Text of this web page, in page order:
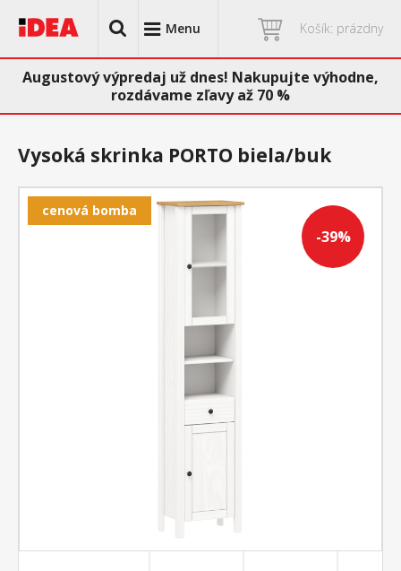
Menu Košík: prázdny
Augustový výpredaj už dnes! Nakupujte výhodne,
rozdávame zľavy až 70 %
-39%
cenová bomba
Vysoká skrinka PORTO biela/buk